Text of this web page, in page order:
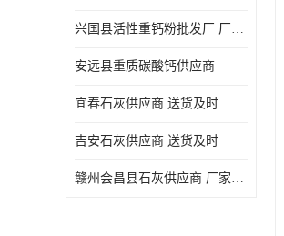
兴国县活性重钙粉批发厂 厂家供应 欢迎电话咨询
安远县重质碳酸钙供应商
宜春石灰供应商 送货及时
吉安石灰供应商 送货及时
赣州会昌县石灰供应商 厂家供应